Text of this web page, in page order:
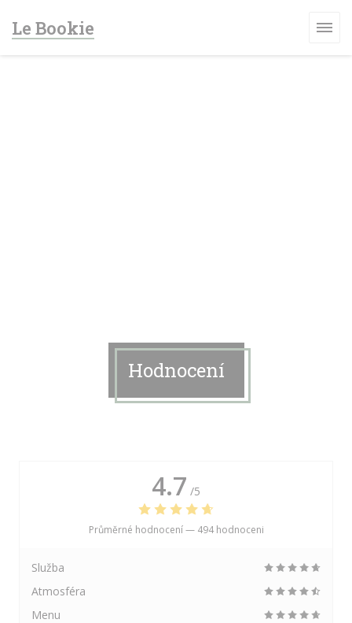
Le Bookie
Hodnocení
4.7 /5
Průměrné hodnocení — 494 hodnoceni
Služba
Atmosféra
Menu